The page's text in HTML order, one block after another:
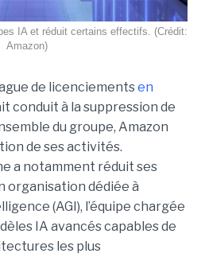
IA et réduit certains effectifs. (Crédit:
Amazon)
de licenciementsen
conduit à la suppression de
du groupe, Amazon
de ses activités.
a notamment réduit ses
organisation dédiée à
(AGI), l’équipe chargée
IA avancés capables de
les plus